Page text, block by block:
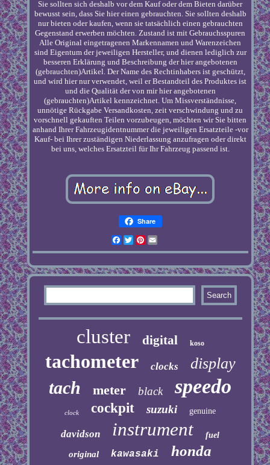
Sie sollten sich deshalb vor dem Kauf oder dem Bieten darüber
bewusst sein, dass Sie hier einen gebrauchten. Sie sollten deshalb
nur bieten oder kaufen, wenn sie tatsächlich einen gebrauchten
Gegenstand erwerben möchten. Zustand ist mit Gebrauchsspuren
Alle Original eingetragenen Markennamen und Warenzeichen
sind Eigentum der jeweiligen Hersteller, und dienen lediglich zur
besseren Erklärung und Beschreibung der hier angebotenen
(gebrauchten)Artikel. Der Name des Rechtinhabers ist geschützt,
und wird hier nur verwendet, weil er Bestandteil des Produktes ist
und die Qualität der von mir hier angebotenen
(gebrauchten)Artikel kennzeichnet. Um Missverständnisse,
unnötige Rückgabe Versandkosten, zeit verschwindung und zu
vorschnell gekauften Teilen vorzubeugen, möchten wir Sie bitten
anhand Ihrer Fahrzeugidentnummer die jeweiligen Ersatzteile -vor
Kauf- bei Ihrer zuständigen Niederlassung anzufragen oder direkt
bei uns, welches Ersatzteil für Ihr Fahrzeug passend ist.
Share
Facebook
TwitterPinterest
cluster digital koso
tachometer clocks display
tach meter black speedo
clock cockpit suzuki genuine
davidson instrument fuel
original kawasaki honda